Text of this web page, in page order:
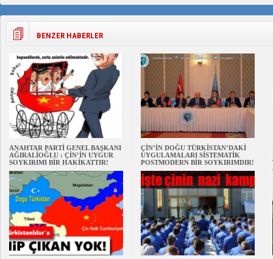
BENZER HABERLER
ANAHTAR PARTİ GENEL BAŞKANI
AĞIRALİOĞLU : ÇİN’İN UYGUR
SOYKIRIMI BİR HAKİKATTIR!
ÇİN’İN DOĞU TÜRKİSTAN’DAKİ
UYGULAMALARI SİSTEMATİK
POSTMODERN BİR SOYKIRIMDIR!